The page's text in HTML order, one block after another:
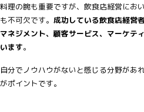
料理の腕も重要ですが、飲食店経営にお
も不可欠です。 成功している飲食店経営
マネジメント、顧客サービス、マーケテ
います。
自分でノウハウがないと感じる分野があ
がポイントです。